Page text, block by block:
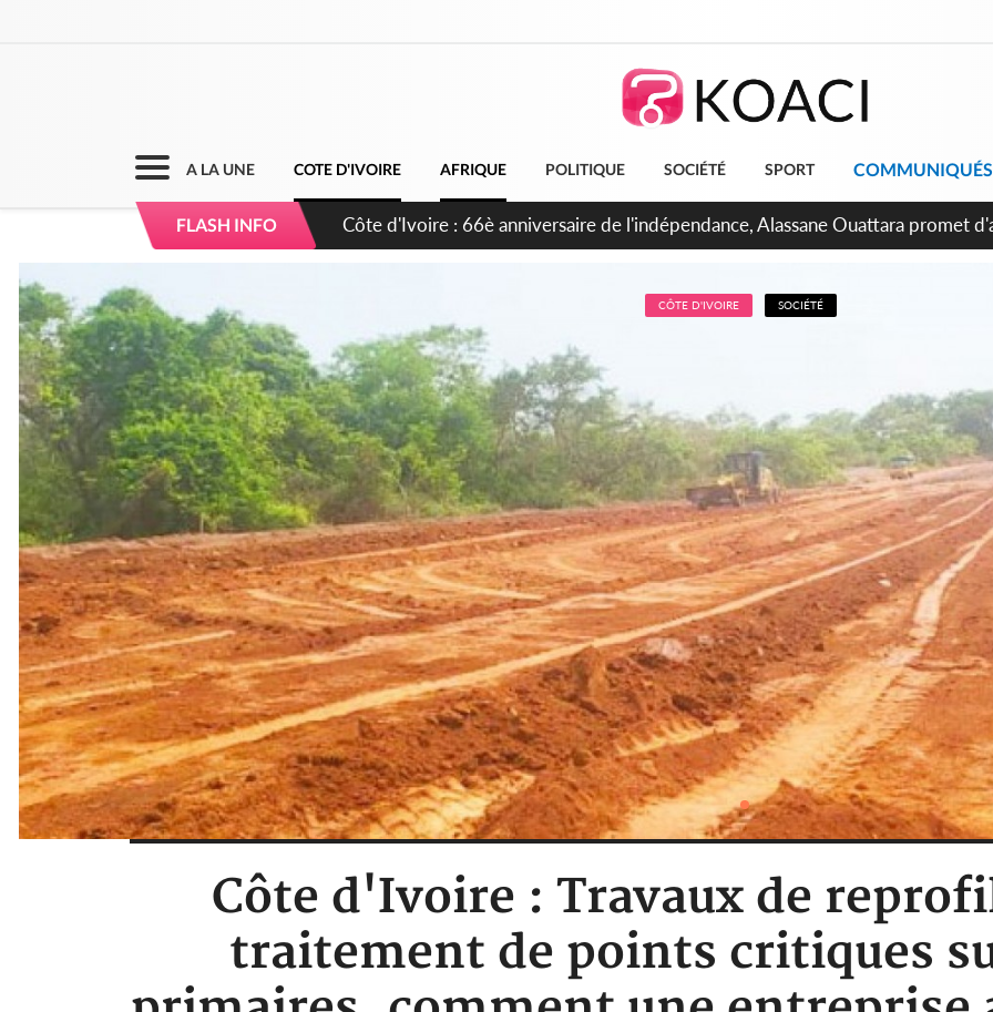
A LA UNE COTE D'IVOIRE AFRIQUE POLITIQUE SOCIÉTÉ SPORT COMMUNIQUÉS
FLASH INFO
Côte d'Ivoire : À Abidjan, Amadou Oury Bah admire le modèle ivoirien et veut
CÔTE D'IVOIRE SOCIÉTÉ
Côte d'Ivoire : Travaux de
traitement de points critiques